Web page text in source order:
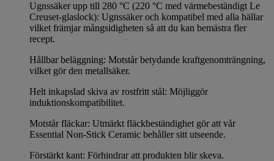
Ugnssäker upp till 280 °C (220 °C med värmebeständigt Le
Creuset-glaslock): Ugnssäker och kompatibel med alla hällar
vilket främjar mångsidigheten så att du kan bemästra fler
recept.
Hållbar beläggning: Motstår betydande kraftgenomträngning,
vilket gör den metallsäker.
Helt inkapslad skiva av rostfritt stål: Möjliggör
induktionskompatibilitet.
Motstår fläckar: Utmärkt fläckbeständighet gör att vår
Essential Non-Stick Ceramic behåller sitt utseende.
Förstärkt kant: Förhindrar att produkten blir skeva.